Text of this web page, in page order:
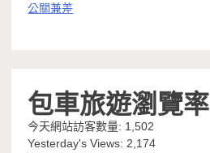
公關兼差
包車旅遊瀏覽率
今天網站訪客數量: 1,502
Yesterday's Views: 2,174